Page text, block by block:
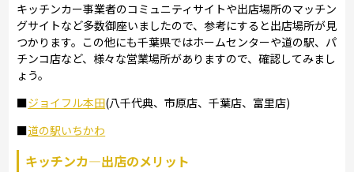
キッチンカー事業者のコミュニティサイトや出店場所のマッチン
グサイトなど多数御座いましたので、参考にすると出店場所が見
つかります。この他にも千葉県ではホームセンターや道の駅、パ
チンコ店など、様々な営業場所がありますので、確認してみまし
ょう。
■ジョイフル本田(八千代典、市原店、千葉店、富里店)
■道の駅いちかわ
キッチンカ―出店のメリット